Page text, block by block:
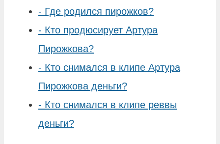
- Где родился пирожков?
- Кто продюсирует Артура
Пирожкова?
- Кто снимался в клипе Артура
Пирожкова деньги?
- Кто снимался в клипе реввы
деньги?